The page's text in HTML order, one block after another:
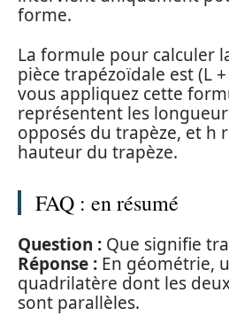
forme.
La formule pour calculer
pièce trapézoïdale est (L
vous appliquez cette
représentent les
opposés du trapèze, et h
hauteur du trapèze.
FAQ : en résumé
Question : Que signifie
Réponse : En géométrie,
quadrilatère dont les
sont parallèles.